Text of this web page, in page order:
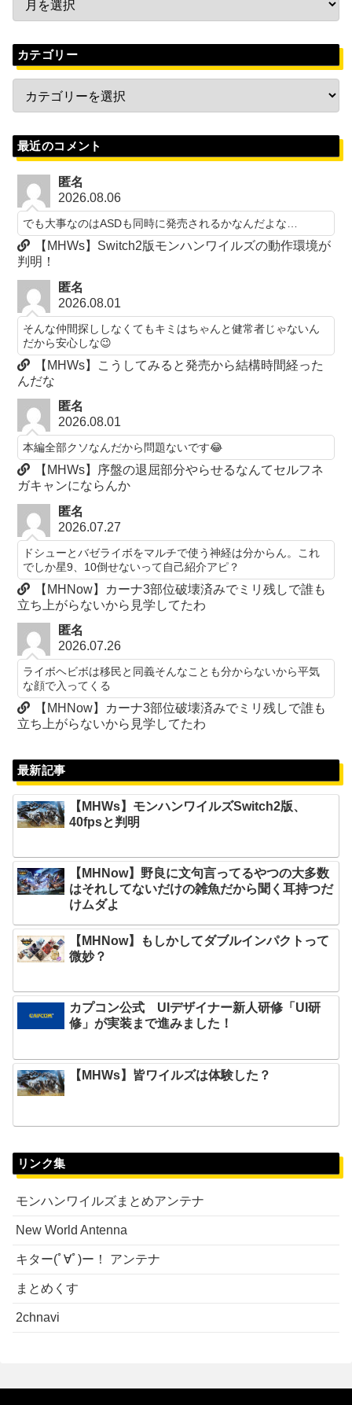
カテゴリー
最近のコメント
匿名
2026.08.06
でも大事なのはASDも同時に発売されるかなんだよな…
【MHWs】Switch2版モンハンワイルズの動作環境が
判明！
匿名
2026.08.01
そんな仲間探ししなくてもキミはちゃんと健常者じゃないん
だから安心しな😉
【MHWs】こうしてみると発売から結構時間経った
んだな
匿名
2026.08.01
本編全部クソなんだから問題ないです😂
【MHWs】序盤の退屈部分やらせるなんてセルフネ
ガキャンにならんか
匿名
2026.07.27
ドシューとバゼライボをマルチで使う神経は分からん。これ
でしか星9、10倒せないって自己紹介アピ？
【MHNow】カーナ3部位破壊済みでミリ残しで誰も
立ち上がらないから見学してたわ
匿名
2026.07.26
ライボヘビボは移民と同義そんなことも分からないから平気
な顔で入ってくる
【MHNow】カーナ3部位破壊済みでミリ残しで誰も
立ち上がらないから見学してたわ
最新記事
【MHWs】モンハンワイルズSwitch2版、
40fpsと判明
【MHNow】野良に文句言ってるやつの大多数
はそれしてないだけの雑魚だから聞く耳持つだ
けムダよ
【MHNow】もしかしてダブルインパクトって
微妙？
カプコン公式 UIデザイナー新人研修「UI研
修」が実装まで進みました！
【MHWs】皆ワイルズは体験した？
リンク集
モンハンワイルズまとめアンテナ
New World Antenna
キター(ﾟ∀ﾟ)ー！ アンテナ
まとめくす
2chnavi